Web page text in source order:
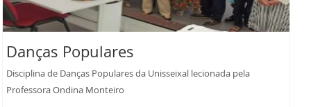
Danças Populares
Disciplina de Danças Populares da Unisseixal lecionada pela
Professora Ondina Monteiro